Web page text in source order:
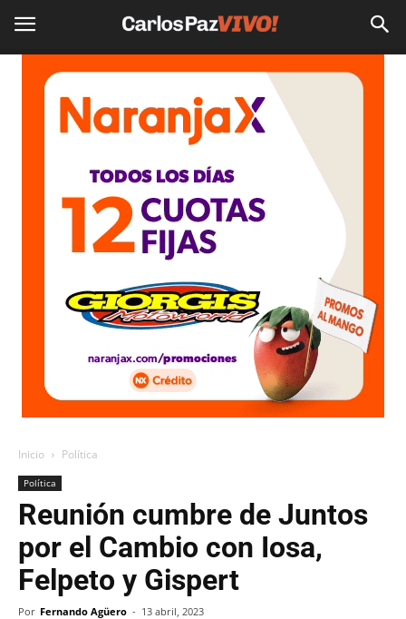
Inicio Política
Política
Reunión cumbre de Juntos
por el Cambio con Iosa,
Felpeto y Gispert
Por Fernando Agüero - 13 abril, 2023